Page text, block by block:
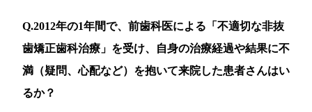
Q.2012年の1年間で、前歯科医による「不適切な非抜
歯矯正歯科治療」を受け、自身の治療経過や結果に不
満（疑問、心配など）を抱いて来院した患者さんはい
るか？